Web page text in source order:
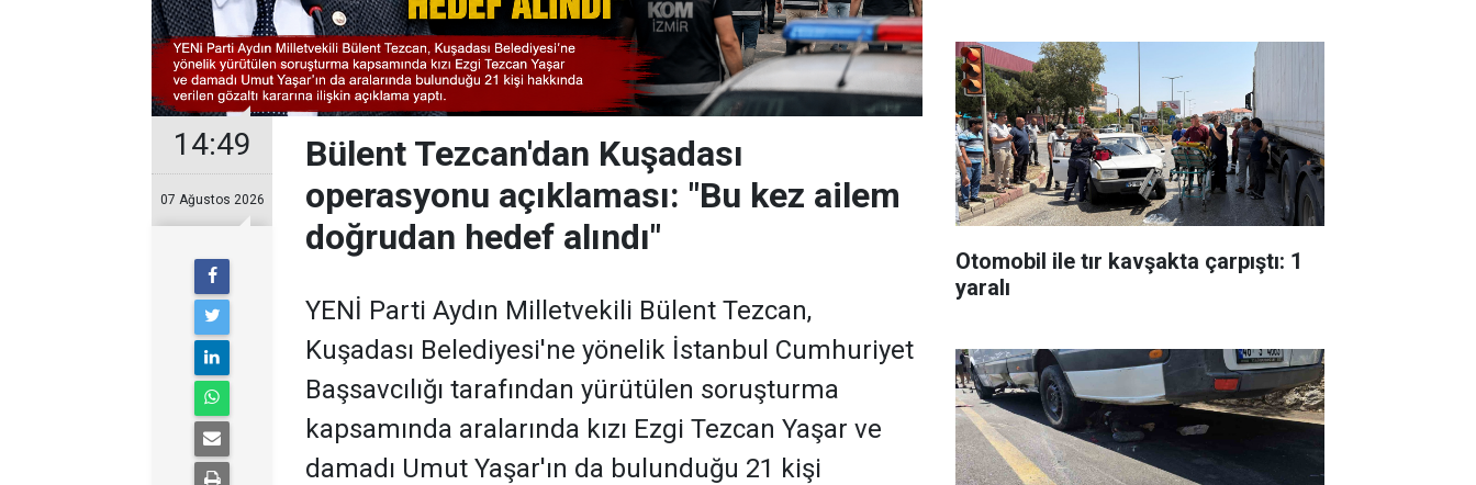
14:49
07 Ağustos 2026
Bülent Tezcan'dan Kuşadası
operasyonu açıklaması: "Bu kez ailem
doğrudan hedef alındı"
YENİ Parti Aydın Milletvekili Bülent Tezcan,
Kuşadası Belediyesi'ne yönelik İstanbul Cumhuriyet
Başsavcılığı tarafından yürütülen soruşturma
kapsamında aralarında kızı Ezgi Tezcan Yaşar ve
damadı Umut Yaşar'ın da bulunduğu 21 kişi
Otomobil ile tır kavşakta çarpıştı: 1
yaralı